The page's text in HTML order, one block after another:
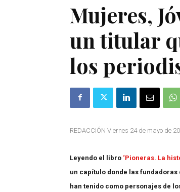
Mujeres,
un titular
los
REDACCIÓN Viernes 24 de mayo de
Leyendo el libro ‘Pioneras. La
un capítulo donde las
han tenido como personajes de